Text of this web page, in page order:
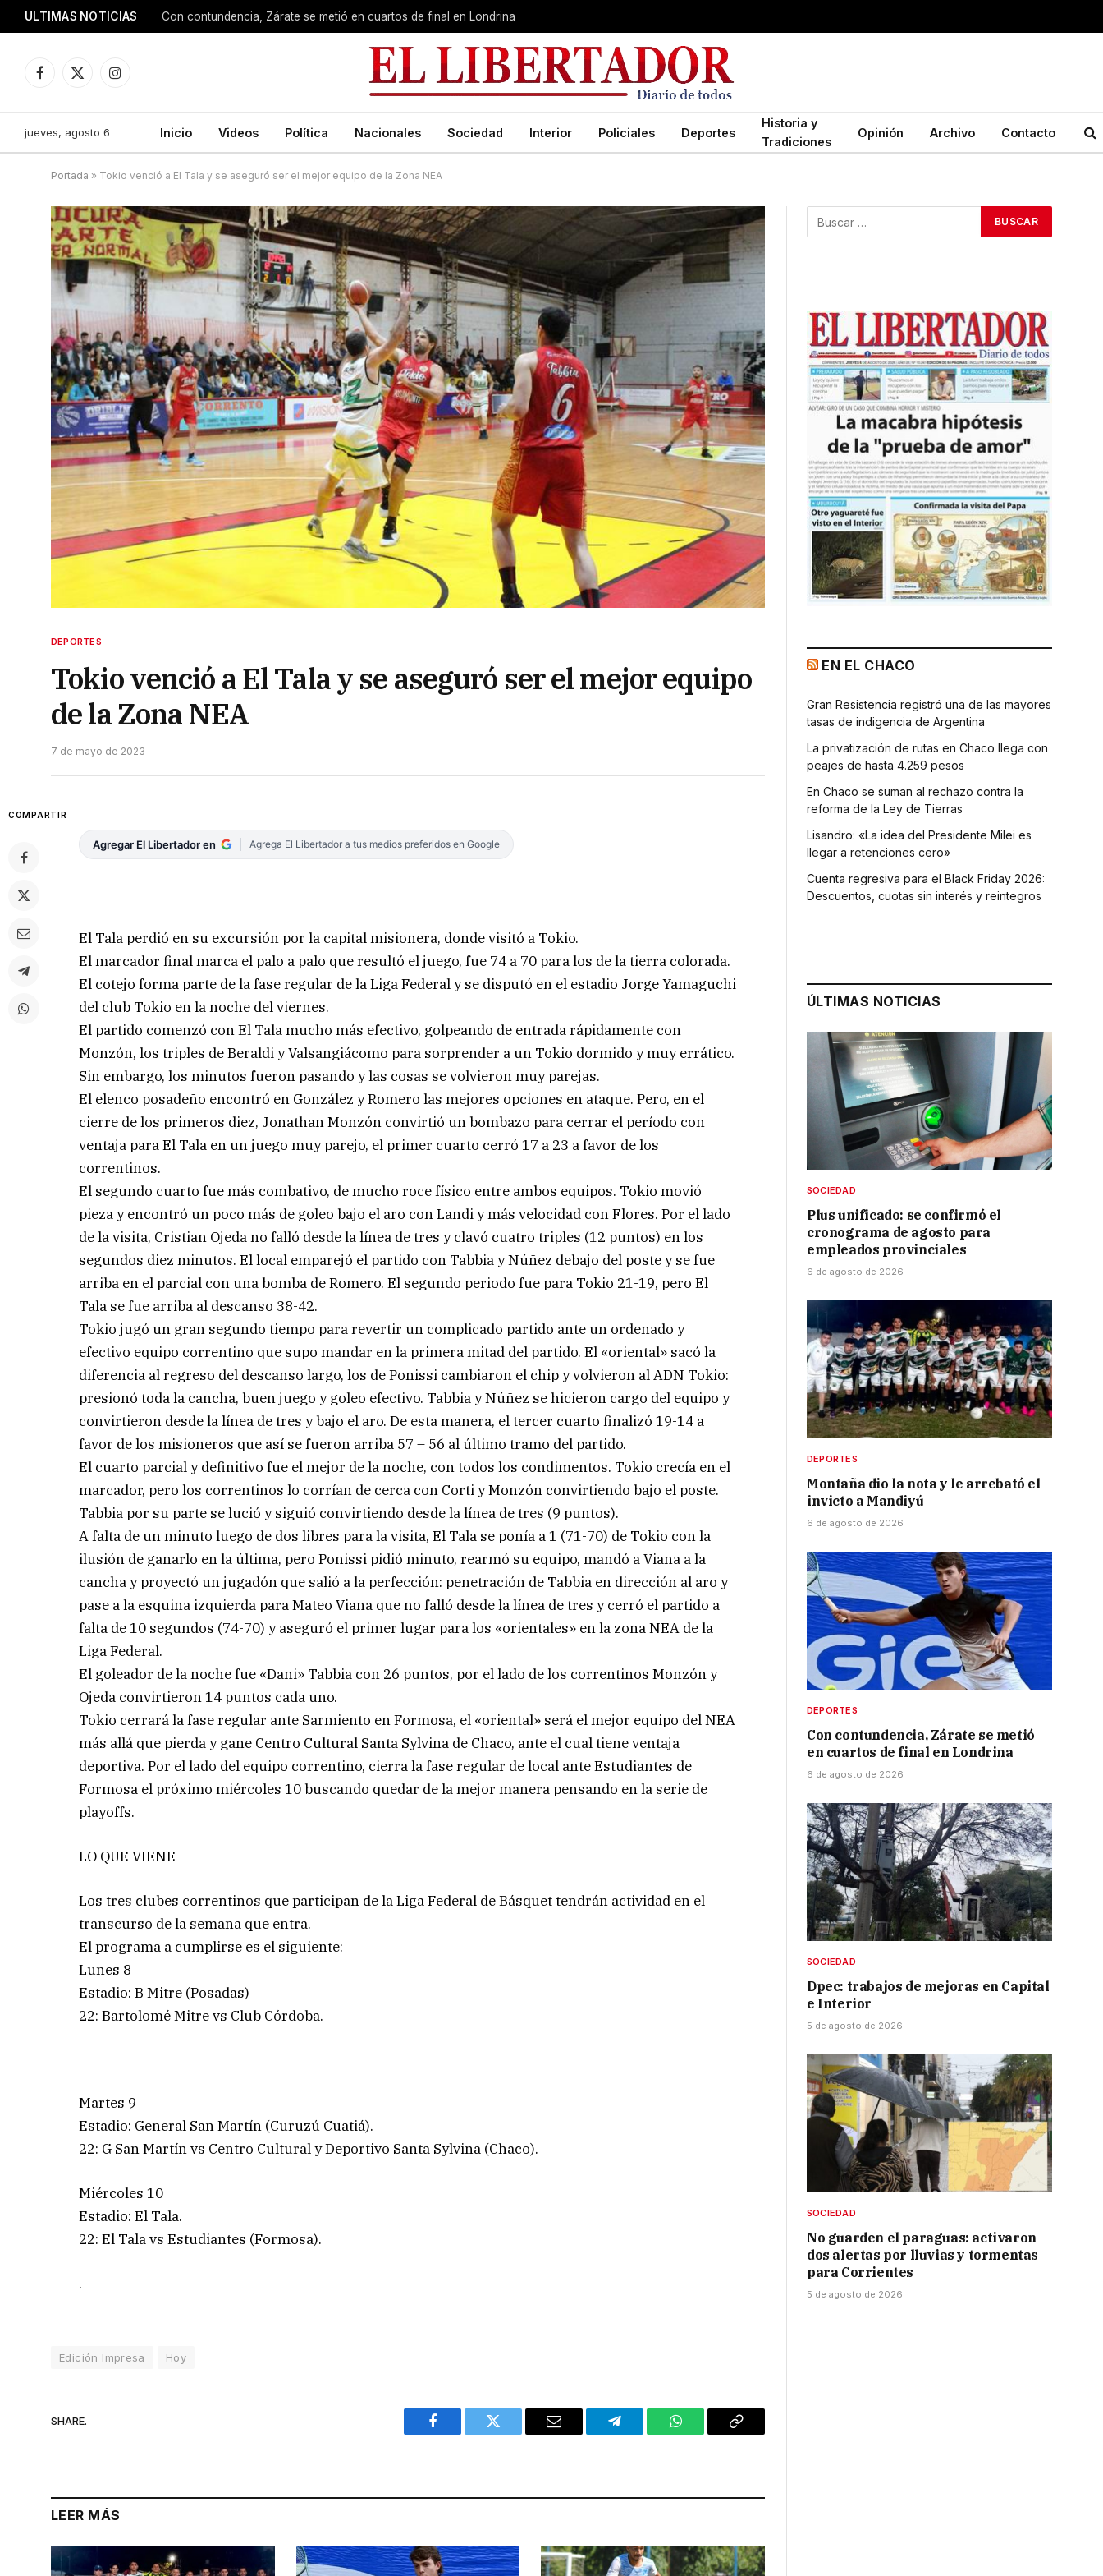
ULTIMAS NOTICIAS Con contundencia, Zárate se metió en cuartos de final en Londrina
Facebook
X
Instagram
jueves, agosto 6 Inicio Videos Política Nacionales Sociedad Interior Policiales Deportes
Historia y
Tradiciones
Opinión Archivo Contacto
Portada » Tokio venció a El Tala y se aseguró ser el mejor equipo de la Zona NEA
DEPORTES
Tokio venció a El Tala y se aseguró ser el mejor equipo
de la Zona NEA
7 de mayo de 2023
COMPARTIR
Agregar El Libertador en Agrega El Libertador a tus medios preferidos en Google
El Tala perdió en su excursión por la capital misionera, donde visitó a Tokio.
El marcador final marca el palo a palo que resultó el juego, fue 74 a 70 para los de la tierra colorada.
El cotejo forma parte de la fase regular de la Liga Federal y se disputó en el estadio Jorge Yamaguchi
del club Tokio en la noche del viernes.
El partido comenzó con El Tala mucho más efectivo, golpeando de entrada rápidamente con
Monzón, los triples de Beraldi y Valsangiácomo para sorprender a un Tokio dormido y muy errático.
Sin embargo, los minutos fueron pasando y las cosas se volvieron muy parejas.
El elenco posadeño encontró en González y Romero las mejores opciones en ataque. Pero, en el
cierre de los primeros diez, Jonathan Monzón convirtió un bombazo para cerrar el período con
ventaja para El Tala en un juego muy parejo, el primer cuarto cerró 17 a 23 a favor de los
correntinos.
El segundo cuarto fue más combativo, de mucho roce físico entre ambos equipos. Tokio movió
pieza y encontró un poco más de goleo bajo el aro con Landi y más velocidad con Flores. Por el lado
de la visita, Cristian Ojeda no falló desde la línea de tres y clavó cuatro triples (12 puntos) en los
segundos diez minutos. El local emparejó el partido con Tabbia y Núñez debajo del poste y se fue
arriba en el parcial con una bomba de Romero. El segundo periodo fue para Tokio 21-19, pero El
Tala se fue arriba al descanso 38-42.
Tokio jugó un gran segundo tiempo para revertir un complicado partido ante un ordenado y
efectivo equipo correntino que supo mandar en la primera mitad del partido. El «oriental» sacó la
diferencia al regreso del descanso largo, los de Ponissi cambiaron el chip y volvieron al ADN Tokio:
presionó toda la cancha, buen juego y goleo efectivo. Tabbia y Núñez se hicieron cargo del equipo y
convirtieron desde la línea de tres y bajo el aro. De esta manera, el tercer cuarto finalizó 19-14 a
favor de los misioneros que así se fueron arriba 57 – 56 al último tramo del partido.
El cuarto parcial y definitivo fue el mejor de la noche, con todos los condimentos. Tokio crecía en el
marcador, pero los correntinos lo corrían de cerca con Corti y Monzón convirtiendo bajo el poste.
Tabbia por su parte se lució y siguió convirtiendo desde la línea de tres (9 puntos).
A falta de un minuto luego de dos libres para la visita, El Tala se ponía a 1 (71-70) de Tokio con la
ilusión de ganarlo en la última, pero Ponissi pidió minuto, rearmó su equipo, mandó a Viana a la
cancha y proyectó un jugadón que salió a la perfección: penetración de Tabbia en dirección al aro y
pase a la esquina izquierda para Mateo Viana que no falló desde la línea de tres y cerró el partido a
falta de 10 segundos (74-70) y aseguró el primer lugar para los «orientales» en la zona NEA de la
Liga Federal.
El goleador de la noche fue «Dani» Tabbia con 26 puntos, por el lado de los correntinos Monzón y
Ojeda convirtieron 14 puntos cada uno.
Tokio cerrará la fase regular ante Sarmiento en Formosa, el «oriental» será el mejor equipo del NEA
más allá que pierda y gane Centro Cultural Santa Sylvina de Chaco, ante el cual tiene ventaja
deportiva. Por el lado del equipo correntino, cierra la fase regular de local ante Estudiantes de
Formosa el próximo miércoles 10 buscando quedar de la mejor manera pensando en la serie de
playoffs.
LO QUE VIENE
Los tres clubes correntinos que participan de la Liga Federal de Básquet tendrán actividad en el
transcurso de la semana que entra.
El programa a cumplirse es el siguiente:
Lunes 8
Estadio: B Mitre (Posadas)
22: Bartolomé Mitre vs Club Córdoba.
Martes 9
Estadio: General San Martín (Curuzú Cuatiá).
22: G San Martín vs Centro Cultural y Deportivo Santa Sylvina (Chaco).
Miércoles 10
Estadio: El Tala.
22: El Tala vs Estudiantes (Formosa).
.
Edición Impresa Hoy
SHARE.
Facebook Twitter Email Telegram WhatsAppCopy
LEER MÁS
EN EL CHACO
Gran Resistencia registró una de las mayores
tasas de indigencia de Argentina
La privatización de rutas en Chaco llega con
peajes de hasta 4.259 pesos
En Chaco se suman al rechazo contra la
reforma de la Ley de Tierras
Lisandro: «La idea del Presidente Milei es
llegar a retenciones cero»
Cuenta regresiva para el Black Friday 2026:
Descuentos, cuotas sin interés y reintegros
ÚLTIMAS NOTICIAS
SOCIEDAD
Plus unificado: se confirmó el
cronograma de agosto para
empleados provinciales
6 de agosto de 2026
DEPORTES
Montaña dio la nota y le arrebató el
invicto a Mandiyú
6 de agosto de 2026
DEPORTES
Con contundencia, Zárate se metió
en cuartos de final en Londrina
6 de agosto de 2026
SOCIEDAD
Dpec: trabajos de mejoras en Capital
e Interior
5 de agosto de 2026
SOCIEDAD
No guarden el paraguas: activaron
dos alertas por lluvias y tormentas
para Corrientes
5 de agosto de 2026